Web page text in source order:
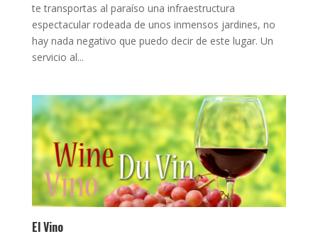
te transportas al paraíso una infraestructura
espectacular rodeada de unos inmensos jardines, no
hay nada negativo que puedo decir de este lugar. Un
servicio al...
El Vino